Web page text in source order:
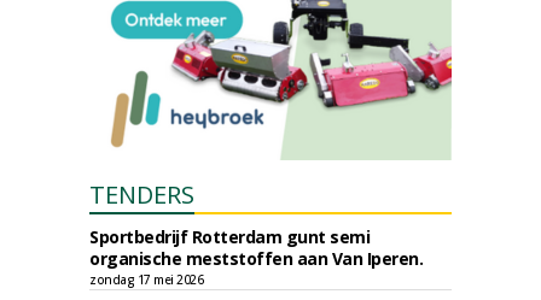
TENDERS
Sportbedrijf Rotterdam gunt semi
organische meststoffen aan Van Iperen.
zondag 17 mei 2026